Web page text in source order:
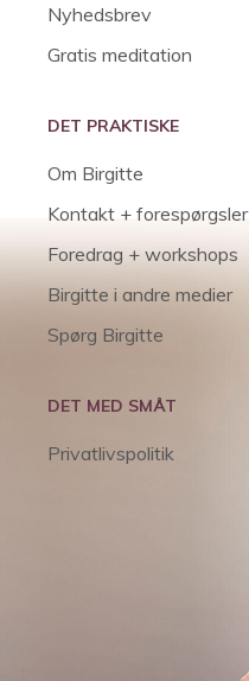
Nyhedsbrev
Gratis meditation
DET PRAKTISKE
Om Birgitte
Kontakt + forespørgsler
Foredrag + workshops
Birgitte i andre medier
Spørg Birgitte
DET MED SMÅT
Privatlivspolitik